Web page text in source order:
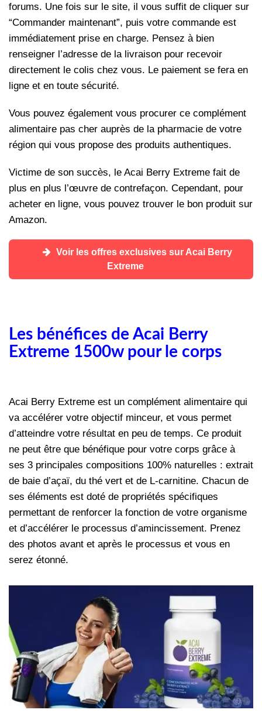
forums. Une fois sur le site, il vous suffit de cliquer sur
“Commander maintenant”, puis votre commande est
immédiatement prise en charge. Pensez à bien
renseigner l’adresse de la livraison pour recevoir
directement le colis chez vous. Le paiement se fera en
ligne et en toute sécurité.
Vous pouvez également vous procurer ce complément
alimentaire pas cher auprès de la pharmacie de votre
région qui vous propose des produits authentiques.
Victime de son succès, le Acai Berry Extreme fait de
plus en plus l’œuvre de contrefaçon. Cependant, pour
acheter en ligne, vous pouvez trouver le bon produit sur
Amazon.
Voir les offres exclusives sur Acai Berry
Extreme
Les bénéfices de Acai Berry
Extreme 1500w pour le corps
Acai Berry Extreme est un complément alimentaire qui
va accélérer votre objectif minceur, et vous permet
d’atteindre votre résultat en peu de temps. Ce produit
ne peut être que bénéfique pour votre corps grâce à
ses 3 principales compositions 100% naturelles : extrait
de baie d’açaï, du thé vert et de L-carnitine. Chacun de
ses éléments est doté de propriétés spécifiques
permettant de renforcer la fonction de votre organisme
et d’accélérer le processus d’amincissement. Prenez
des photos avant et après le processus et vous en
serez étonné.